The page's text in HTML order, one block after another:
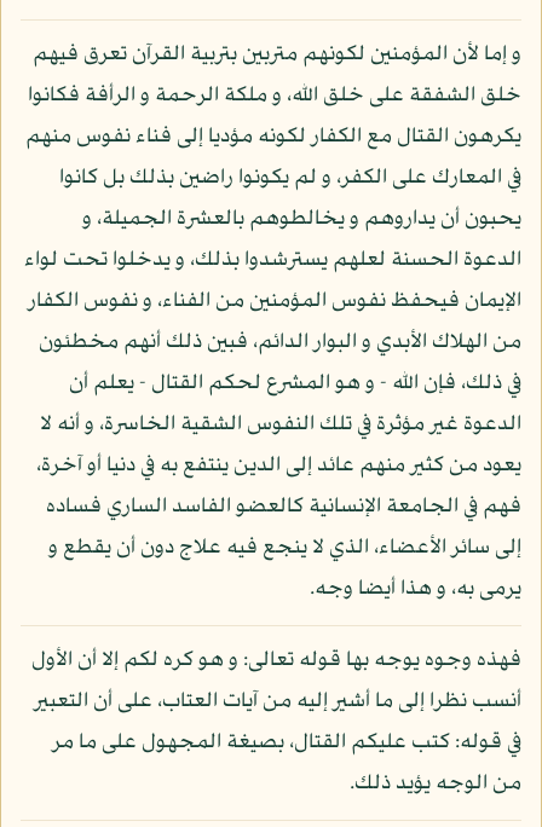
و إما لأن المؤمنين لكونهم متربين بتربية القرآن تعرق فيهم
خلق الشفقة على خلق الله، و ملكة الرحمة و الرأفة فكانوا
يكرهون القتال مع الكفار لكونه مؤديا إلى فناء نفوس منهم
في المعارك على الكفر، و لم يكونوا راضين بذلك بل كانوا
يحبون أن يداروهم و يخالطوهم بالعشرة الجميلة، و
الدعوة الحسنة لعلهم يسترشدوا بذلك، و يدخلوا تحت لواء
الإيمان فيحفظ نفوس المؤمنين من الفناء، و نفوس الكفار
من الهلاك الأبدي و البوار الدائم، فبين ذلك أنهم مخطئون
في ذلك، فإن الله - و هو المشرع لحكم القتال - يعلم أن
الدعوة غير مؤثرة في تلك النفوس الشقية الخاسرة، و أنه لا
يعود من كثير منهم عائد إلى الدين ينتفع به في دنيا أو آخرة،
فهم في الجامعة الإنسانية كالعضو الفاسد الساري فساده
إلى سائر الأعضاء، الذي لا ينجع فيه علاج دون أن يقطع و
يرمى به، و هذا أيضا وجه.
فهذه وجوه يوجه بها قوله تعالى: و هو كره لكم إلا أن الأول
أنسب نظرا إلى ما أشير إليه من آيات العتاب، على أن التعبير
في قوله: كتب عليكم القتال، بصيغة المجهول على ما مر
من الوجه يؤيد ذلك.